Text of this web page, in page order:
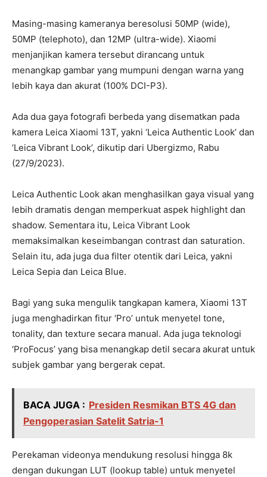
Masing-masing kameranya beresolusi 50MP (wide),
50MP (telephoto), dan 12MP (ultra-wide). Xiaomi
menjanjikan kamera tersebut dirancang untuk
menangkap gambar yang mumpuni dengan warna yang
lebih kaya dan akurat (100% DCI-P3).
Ada dua gaya fotografi berbeda yang disematkan pada
kamera Leica Xiaomi 13T, yakni ‘Leica Authentic Look’ dan
‘Leica Vibrant Look’, dikutip dari Ubergizmo, Rabu
(27/9/2023).
Leica Authentic Look akan menghasilkan gaya visual yang
lebih dramatis dengan memperkuat aspek highlight dan
shadow. Sementara itu, Leica Vibrant Look
memaksimalkan keseimbangan contrast dan saturation.
Selain itu, ada juga dua filter otentik dari Leica, yakni
Leica Sepia dan Leica Blue.
Bagi yang suka mengulik tangkapan kamera, Xiaomi 13T
juga menghadirkan fitur ‘Pro’ untuk menyetel tone,
tonality, dan texture secara manual. Ada juga teknologi
‘ProFocus’ yang bisa menangkap detil secara akurat untuk
subjek gambar yang bergerak cepat.
BACA JUGA : Presiden Resmikan BTS 4G dan
Pengoperasian Satelit Satria-1
Perekaman videonya mendukung resolusi hingga 8k
dengan dukungan LUT (lookup table) untuk menyetel